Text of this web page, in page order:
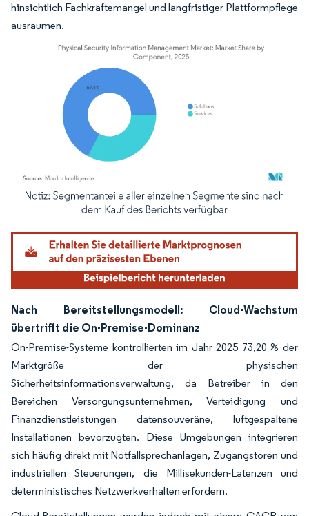
hinsichtlich Fachkräftemangel und langfristiger Plattformpflege
ausräumen.
Bild © Mordor Intelligence. Wiederverwendung erfordert Namensnennung
Nach Bereitstellungsmodell: Cloud-Wachstum
übertrifft die On-Premise-Dominanz
On-Premise-Systeme kontrollierten im Jahr 2025 73,20 % der
Marktgröße der physischen
Sicherheitsinformationsverwaltung, da Betreiber in den
Bereichen Versorgungsunternehmen, Verteidigung und
Finanzdienstleistungen datensouveräne, luftgespaltene
Installationen bevorzugten. Diese Umgebungen integrieren
sich häufig direkt mit Notfallsprechanlagen, Zugangstoren und
industriellen Steuerungen, die Millisekunden-Latenzen und
deterministisches Netzwerkverhalten erfordern.